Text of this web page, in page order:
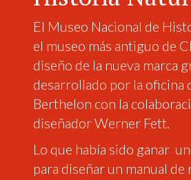
El Museo Nacional de
el museo más antiguo de
diseño de la nueva marca
desarrollado por la oficina
Berthelon con la
diseñador Werner Fett.
Lo que había sido ganar
para diseñar un manual de